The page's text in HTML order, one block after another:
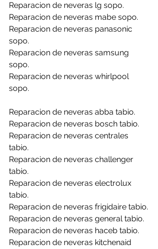
Reparacion de neveras lg sopo.
Reparacion de neveras mabe sopo.
Reparacion de neveras panasonic
sopo.
Reparacion de neveras samsung
sopo.
Reparacion de neveras whirlpool
sopo.
Reparacion de neveras abba tabio.
Reparacion de neveras bosch tabio.
Reparacion de neveras centrales
tabio.
Reparacion de neveras challenger
tabio.
Reparacion de neveras electrolux
tabio.
Reparacion de neveras frigidaire tabio.
Reparacion de neveras general tabio.
Reparacion de neveras haceb tabio.
Reparacion de neveras kitchenaid